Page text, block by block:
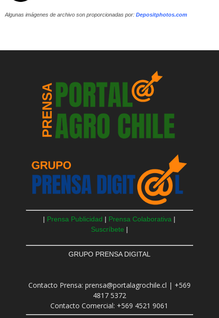
Algunas imágenes de archivo son proporcionadas por: Depositphotos.com
| Prensa Publicidad | Prensa Colaborativa |
Suscríbete |
GRUPO PRENSA DIGITAL
Contacto Prensa: prensa@portalagrochile.cl | +569
4817 5372
Contacto Comercial: +569 4521 9061